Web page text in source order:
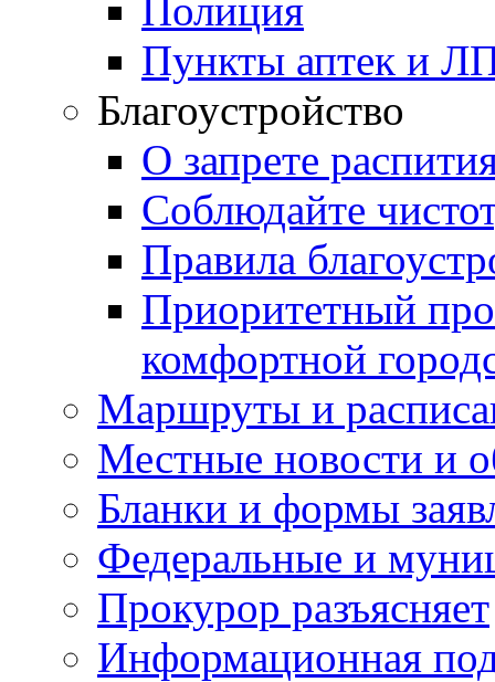
Полиция
Пункты аптек и
Благоустройство
О запрете
Соблюдайте
Правила
Приоритетный
комфортной
Маршруты и
Местные новости и
Бланки и формы
Федеральные и
Прокурор разъясняет
Информационная